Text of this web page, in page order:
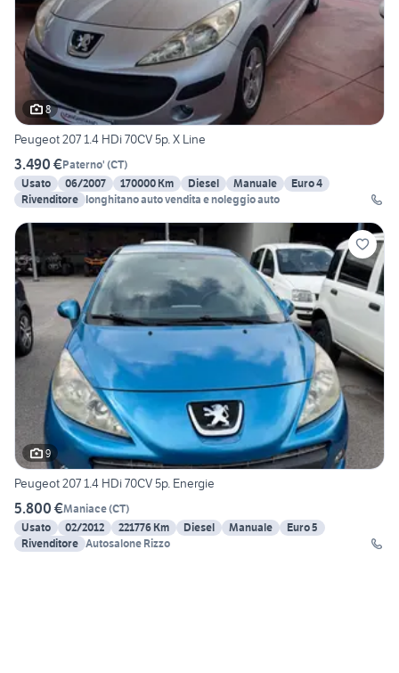
8
Peugeot 207 1.4 HDi 70CV 5p. X Line
3.490 €Paterno' (CT)
Usato
06/2007 170000 Km Diesel Manuale
Euro 4
Rivenditore longhitano auto vendita e noleggio auto
9
Peugeot 207 1.4 HDi 70CV 5p. Energie
5.800 €Maniace(CT)
Usato
02/2012 221776 Km Diesel Manuale
Euro 5
Rivenditore Autosalone Rizzo